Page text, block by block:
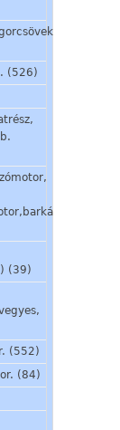
(526)
(39)
(552)
(84)